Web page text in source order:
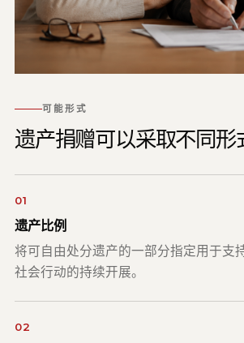
可能形式
遗产捐赠可以采取不同形
01
遗产比例
将可自由处分遗产的一部分指定用于支
社会行动的持续开展。
02